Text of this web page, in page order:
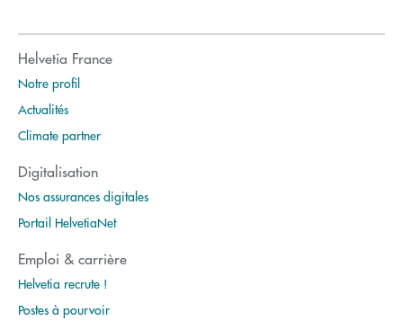
Helvetia France
Notre profil
Actualités
Climate partner
Digitalisation
Nos assurances digitales
Portail HelvetiaNet
Emploi & carrière
Helvetia recrute !
Postes à pourvoir